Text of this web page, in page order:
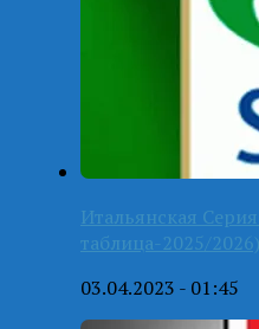
Итальянская
таблица-2025/2026)
03.04.2023 - 01:45